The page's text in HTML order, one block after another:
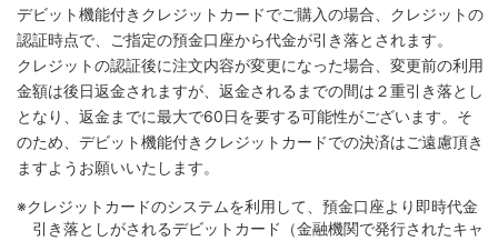
デビット機能付きクレジットカードでご購入の場合、クレジットの
認証時点で、ご指定の預金口座から代金が引き落とされます。
クレジットの認証後に注文内容が変更になった場合、変更前の利用
金額は後日返金されますが、返金されるまでの間は２重引き落とし
となり、返金までに最大で60日を要する可能性がございます。そ
のため、デビット機能付きクレジットカードでの決済はご遠慮頂き
ますようお願いいたします。
※クレジットカードのシステムを利用して、預金口座より即時代金
引き落としがされるデビットカード（金融機関で発行されたキャ